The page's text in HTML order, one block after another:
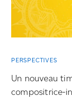
PERSPECTIVES
Un nouveau
compositrice-